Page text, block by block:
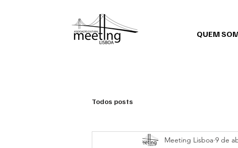
QUEM
Todos posts
Meeting Lisboa 9 de